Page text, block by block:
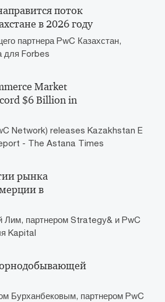
поток
в 2026 году
партнера PwC Казахстан,
для Forbes
Market
$6 Billion in
Network) releases Kazakhstan E
- The Astana Times
рынка
в
Лим, партнером Strategy& и PwC
Kapital
Бурханбековым, партнером PwC